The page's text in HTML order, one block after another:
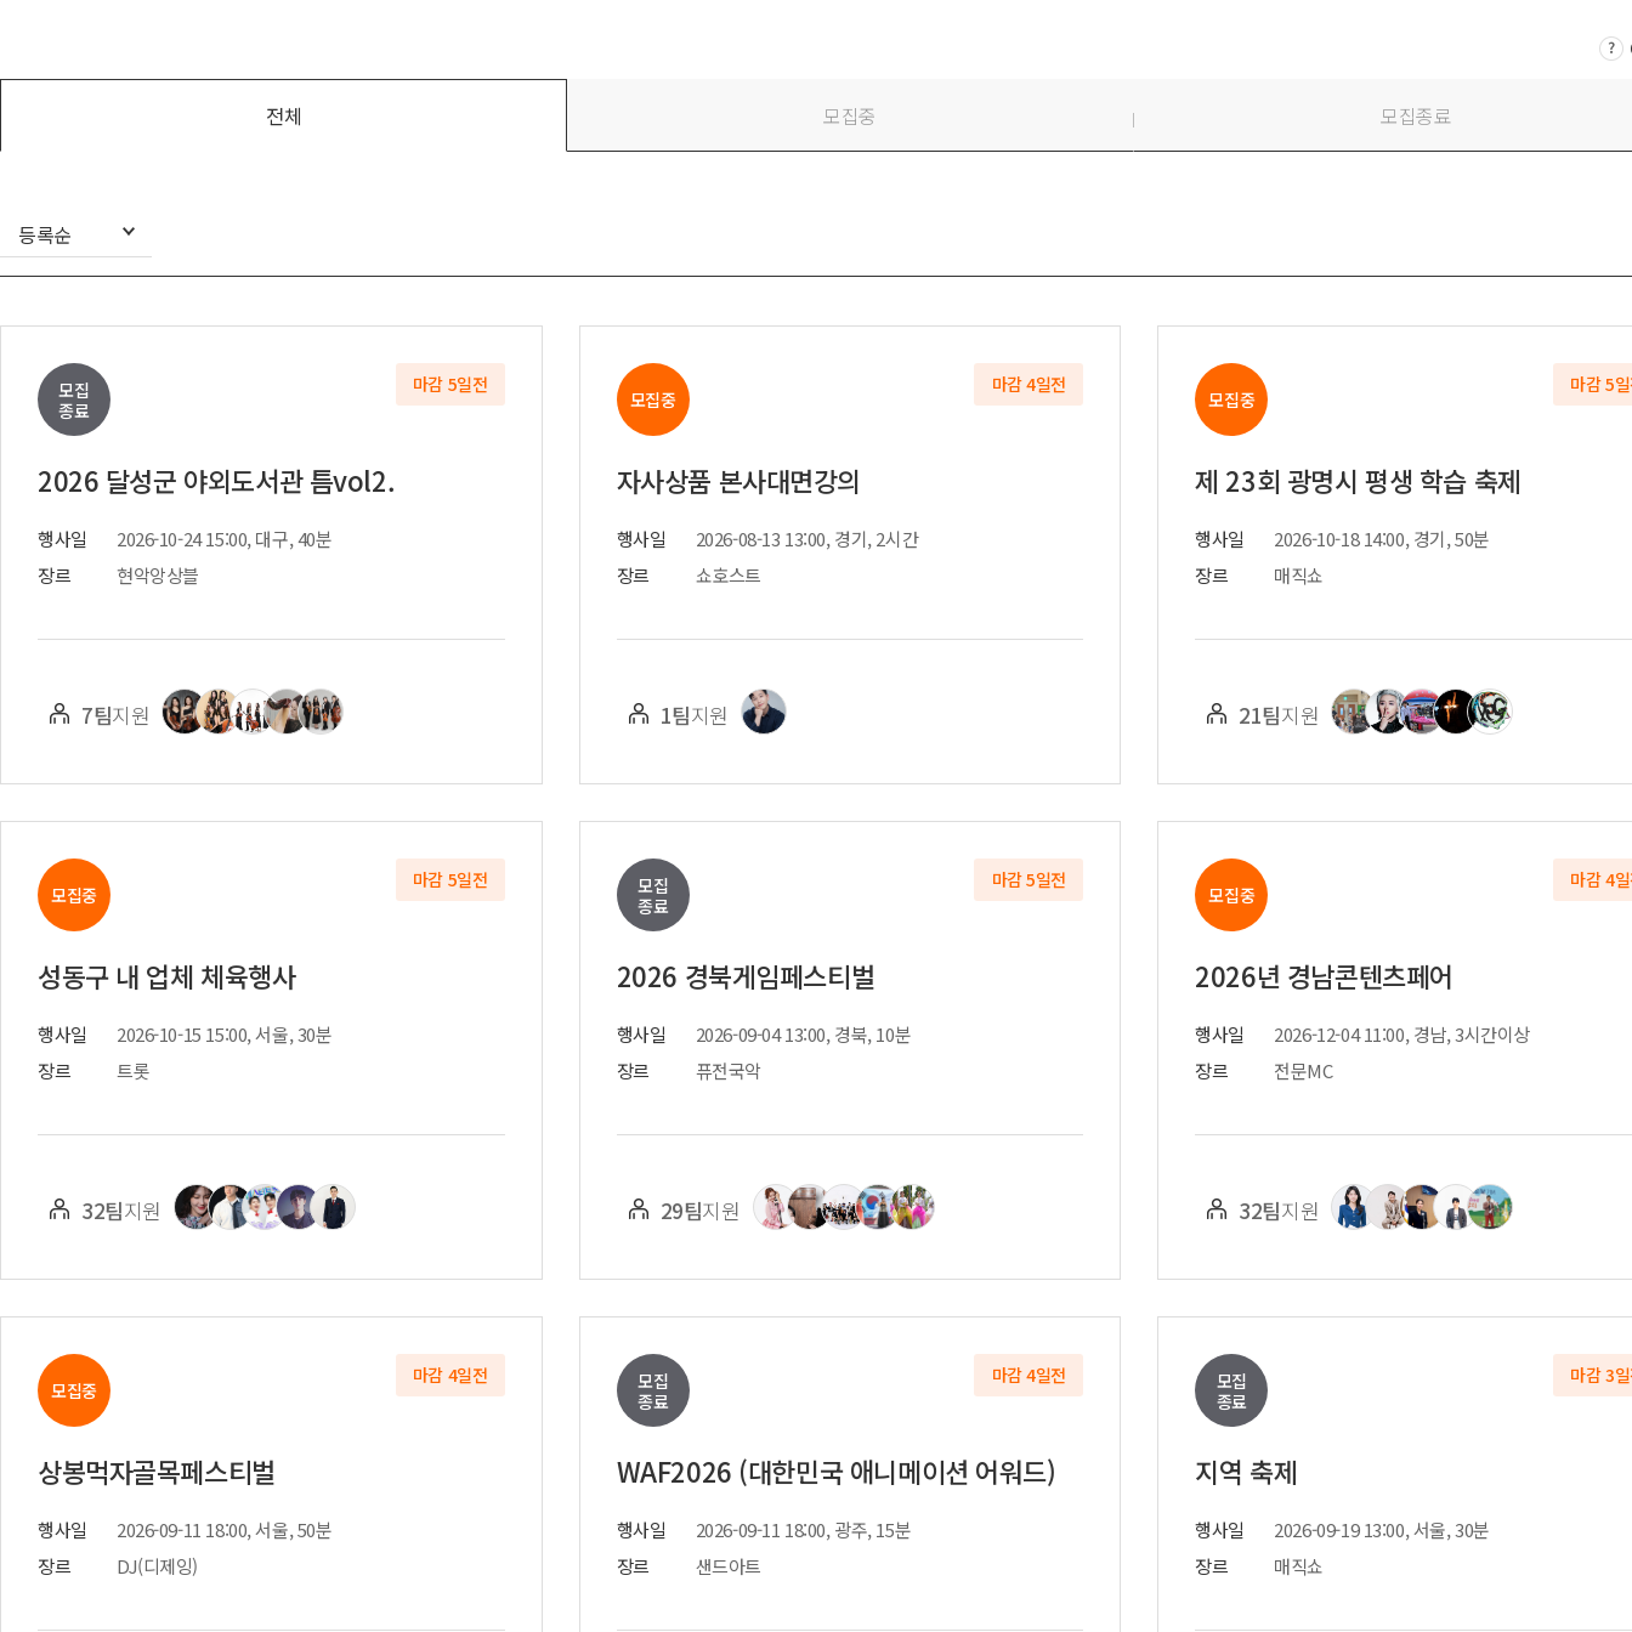
전체 모집중 모집종료
등록순
모집
종료
마감 5일전
2026 달성군 야외도서관 틈vol2.
행사일
2026-10-24 15:00, 대구, 40분
장르
현악앙상블
7팀지원
모집중
마감 4일전
자사상품 본사대면강의
행사일
2026-08-13 13:00, 경기, 2시간
장르
쇼호스트
1팀지원
모집중
마감 5
제 23회 광명시 평생 학습 축제
행사일
2026-10-18 14:00, 경기, 50분
장르
매직쇼
21팀지원
모집중
마감 5일전
성동구 내 업체 체육행사
행사일
2026-10-15 15:00, 서울, 30분
장르
트롯
32팀지원
모집
종료
마감 5일전
2026 경북게임페스티벌
행사일
2026-09-04 13:00, 경북, 10분
장르
퓨전국악
29팀지원
모집중
마감 4
2026년 경남콘텐츠페어
행사일
2026-12-04 11:00, 경남, 3시간이상
장르
전문MC
32팀지원
모집중
마감 4일전
상봉먹자골목페스티벌
행사일
2026-09-11 18:00, 서울, 50분
장르
DJ(디제잉)
모집
종료
마감 4일전
WAF2026 (대한민국 애니메이션 어워드)
행사일
2026-09-11 18:00, 광주, 15분
장르
샌드아트
모집
종료
마감 3
지역 축제
행사일
2026-09-19 13:00, 서울, 30분
장르
매직쇼